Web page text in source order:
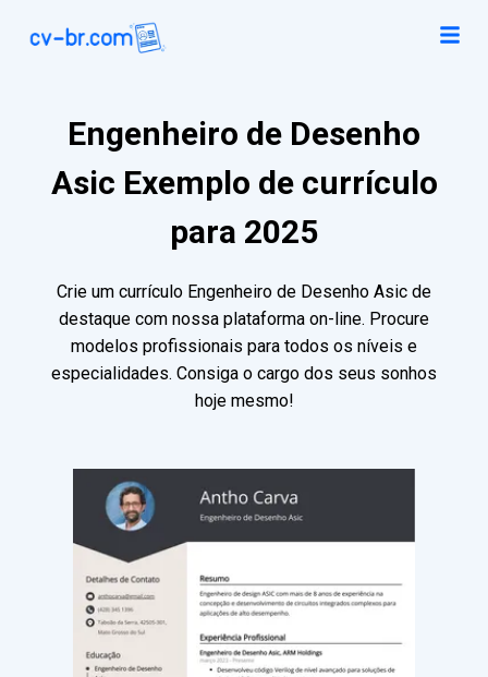
Engenheiro de Desenho
Asic Exemplo de currículo
para 2025
Crie um currículo Engenheiro de Desenho Asic de
destaque com nossa plataforma on-line. Procure
modelos profissionais para todos os níveis e
especialidades. Consiga o cargo dos seus sonhos
hoje mesmo!